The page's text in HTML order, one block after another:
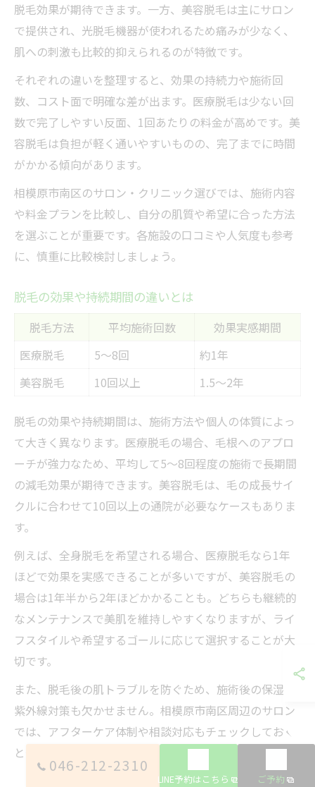
脱毛効果が期待できます。一方、美容脱毛は主にサロン
で提供され、光脱毛機器が使われるため痛みが少なく、
肌への刺激も比較的抑えられるのが特徴です。
それぞれの違いを整理すると、効果の持続力や施術回
数、コスト面で明確な差が出ます。医療脱毛は少ない回
数で完了しやすい反面、1回あたりの料金が高めです。美
容脱毛は負担が軽く通いやすいものの、完了までに時間
がかかる傾向があります。
相模原市南区のサロン・クリニック選びでは、施術内容
や料金プランを比較し、自分の肌質や希望に合った方法
を選ぶことが重要です。各施設の口コミや人気度も参考
に、慎重に比較検討しましょう。
脱毛の効果や持続期間の違いとは
脱毛方法 平均施術回数
効果実感期間
医療脱毛
5〜8回
約1年
美容脱毛
10回以上 1.5〜2年
脱毛の効果や持続期間は、施術方法や個人の体質によっ
て大きく異なります。医療脱毛の場合、毛根へのアプロ
ーチが強力なため、平均して5〜8回程度の施術で長期間
の減毛効果が期待できます。美容脱毛は、毛の成長サイ
クルに合わせて10回以上の通院が必要なケースもありま
す。
例えば、全身脱毛を希望される場合、医療脱毛なら1年
ほどで効果を実感できることが多いですが、美容脱毛の
場合は1年半から2年ほどかかることも。どちらも継続的
なメンテナンスで美肌を維持しやすくなりますが、ライ
フスタイルや希望するゴールに応じて選択することが大
切です。
また、脱毛後の肌トラブルを防ぐため、施術後の保湿や
紫外線対策も欠かせません。相模原市南区周辺のサロン
では、アフターケア体制や相談対応もチェックしておく
と安心です。
046-212-2310
LINE予約はこちら ご予約